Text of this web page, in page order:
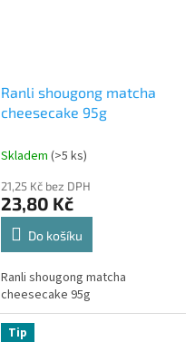
Ranli shougong matcha
cheesecake 95g
Skladem (>5 ks)
21,25 Kč bez DPH
23,80 Kč
Do košíku
Ranli shougong matcha
cheesecake 95g
Tip